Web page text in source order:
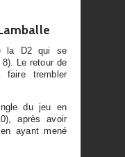
la D2 qui se
Le retour de
faire trembler
du jeu en
après avoir
ayant mené